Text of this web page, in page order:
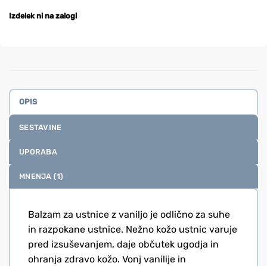
Izdelek ni na zalogi
OPIS
SESTAVINE
UPORABA
MNENJA (1)
Balzam za ustnice z vaniljo je odlično za suhe
in razpokane ustnice. Nežno kožo ustnic varuje
pred izsuševanjem, daje občutek ugodja in
ohranja zdravo kožo. Vonj vanilije in